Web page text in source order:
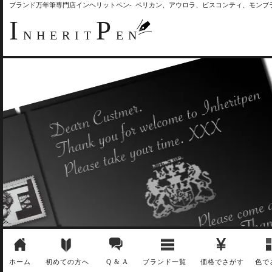
ブランド万年筆専門店インヘリットペン- ペリカン、アウロラ、ビスコンティ、モン
I NHERIT P EN
ホーム 初めての方へ Q & A ブランド一覧 価格でさがす 色で